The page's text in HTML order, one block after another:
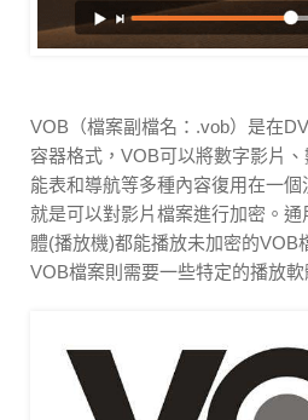
VOB（檔案副檔名：.vob）是在
容器格式，VOB可以將數字影片
能表和導航等多種內容復用在一
就是可以對影片檔案進行加密。
體(播放機)都能播放未加密的VOB
VOB檔案則需要一些特定的播放軟